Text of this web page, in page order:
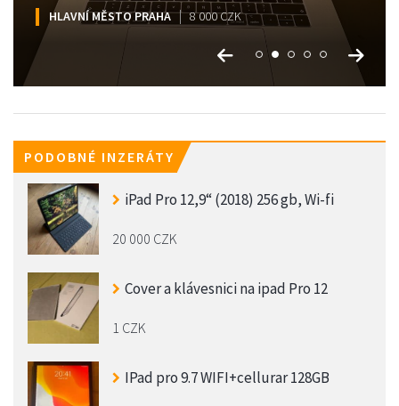
HLAVNÍ MĚSTO PRAHA 17 000 CZK
HLAVNÍ MĚSTO PRAHA 8 000 CZK
HLAVNÍ MĚSTO PRAHA 13 000 CZK
HLAVNÍ MĚSTO PRAHA 12 000 CZK
HLAVNÍ MĚSTO PRAHA 7 500 CZK
PODOBNÉ INZERÁTY
iPad Pro 12,9“ (2018) 256 gb, Wi-fi
20 000 CZK
Cover a klávesnici na ipad Pro 12
1 CZK
IPad pro 9.7 WIFI+cellurar 128GB